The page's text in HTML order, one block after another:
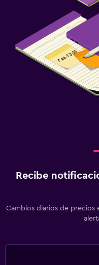
Recibe
Cambios diarios de precios